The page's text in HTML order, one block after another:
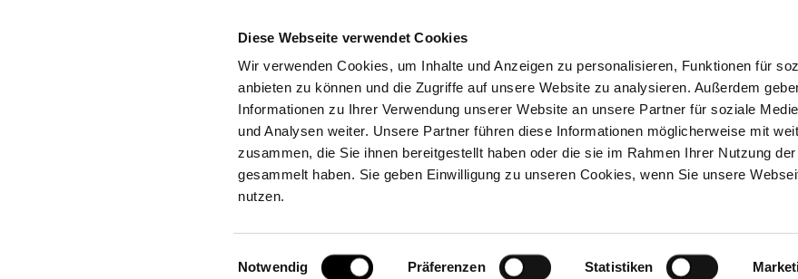
Diese Webseite verwendet Cookies
Wir verwenden Cookies, um Inhalte und Anzeigen zu personalisieren, Funktionen für
anbieten zu können und die Zugriffe auf unsere Website zu analysieren. Außerdem
Informationen zu Ihrer Verwendung unserer Website an unsere Partner für soziale
und Analysen weiter. Unsere Partner führen diese Informationen möglicherweise mit
zusammen, die Sie ihnen bereitgestellt haben oder die sie im Rahmen Ihrer Nutzung
gesammelt haben. Sie geben Einwilligung zu unseren Cookies, wenn Sie unsere
nutzen.
Einwilligungsauswahl
Notwendig Präferenzen Statistiken